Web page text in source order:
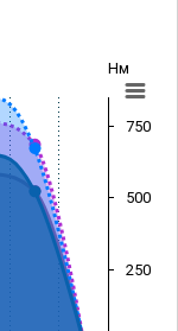
Нм
250
500
750